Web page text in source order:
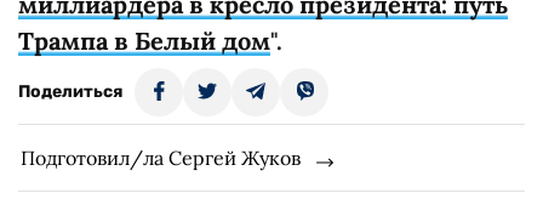
Трампа в Белый дом".
Поделиться
Подготовил/ла Сергей Жуков